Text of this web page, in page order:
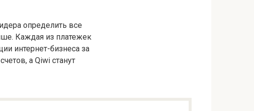
определить все
Каждая из платежек
интернет-бизнеса за
а Qiwi станут